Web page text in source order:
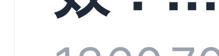
技何以